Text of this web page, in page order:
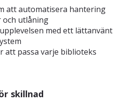
att automatisera hantering
och utlåning
med ett lättanvänt
att passa varje biblioteks
skillnad